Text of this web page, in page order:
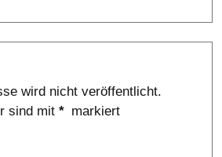
wird nicht veröffentlicht.
sind mit * markiert